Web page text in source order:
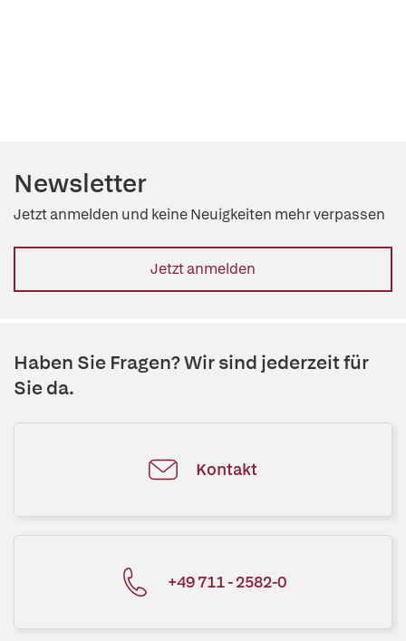
Newsletter
Jetzt anmelden und keine Neuigkeiten mehr verpassen
Jetzt anmelden
Haben Sie Fragen? Wir sind jederzeit für
Sie da.
Kontakt
+49 711 - 2582-0